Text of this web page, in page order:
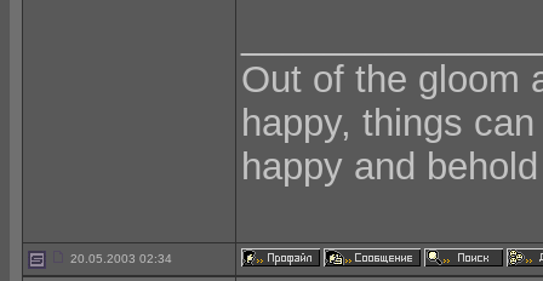
Out of the gloom
happy, things
happy and
20.05.2003 02:34